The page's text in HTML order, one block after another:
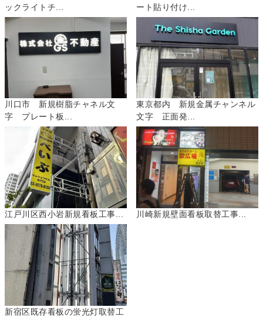
ックライトチ...
ート貼り付け...
川口市 新規樹脂チャネル文
字 プレート板...
東京都内 新規金属チャンネル
文字 正面発...
江戸川区西小岩新規看板工事... 川崎新規壁面看板取替工事...
新宿区既存看板の蛍光灯取替工